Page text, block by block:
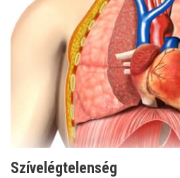
Szívelégtelenség